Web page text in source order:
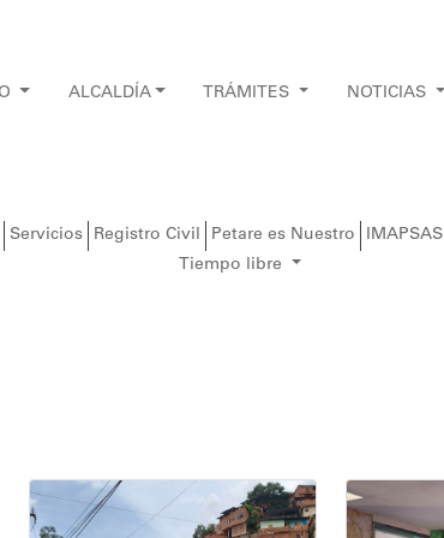
ALCALDÍA TRÁMITES NOTICIAS
Servicios Registro Civil Petare es Nuestro IMAPSAS
Tiempo libre